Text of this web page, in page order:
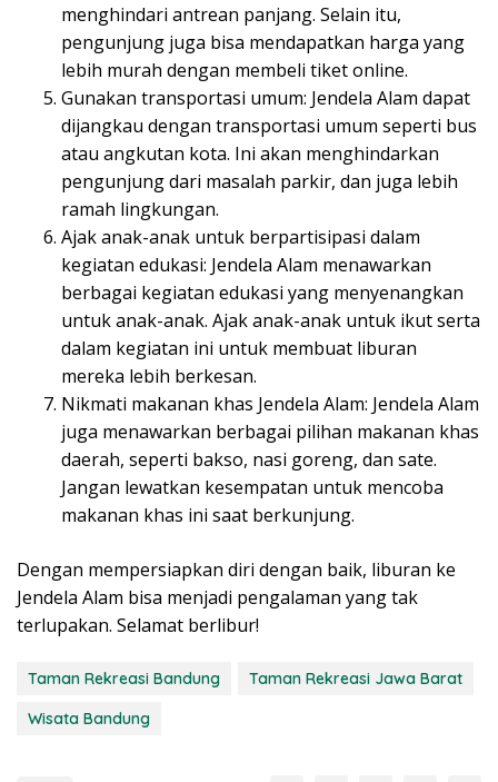
menghindari antrean panjang. Selain itu,
pengunjung juga bisa mendapatkan harga yang
lebih murah dengan membeli tiket online.
Gunakan transportasi umum: Jendela Alam dapat
dijangkau dengan transportasi umum seperti bus
atau angkutan kota. Ini akan menghindarkan
pengunjung dari masalah parkir, dan juga lebih
ramah lingkungan.
Ajak anak-anak untuk berpartisipasi dalam
kegiatan edukasi: Jendela Alam menawarkan
berbagai kegiatan edukasi yang menyenangkan
untuk anak-anak. Ajak anak-anak untuk ikut serta
dalam kegiatan ini untuk membuat liburan
mereka lebih berkesan.
Nikmati makanan khas Jendela Alam: Jendela Alam
juga menawarkan berbagai pilihan makanan khas
daerah, seperti bakso, nasi goreng, dan sate.
Jangan lewatkan kesempatan untuk mencoba
makanan khas ini saat berkunjung.
Dengan mempersiapkan diri dengan baik, liburan ke
Jendela Alam bisa menjadi pengalaman yang tak
terlupakan. Selamat berlibur!
Taman Rekreasi Bandung
Taman Rekreasi Jawa Barat
Wisata Bandung